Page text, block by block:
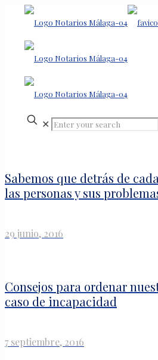
✕
Sabemos que detrás de
las personas y sus
29 junio, 2016
Consejos para ordenar
caso de incapacidad
7 septiembre, 2016